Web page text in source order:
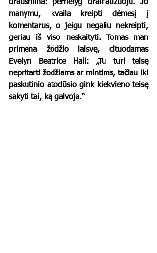
drausmina: pernelyg dramatizuoju. Jo
manymu, kvaila kreipti dėmesį į
komentarus, o jeigu negaliu nekreipti,
geriau iš viso neskaityti. Tomas man
primena žodžio laisvę, cituodamas
Evelyn Beatrice Hall: „Tu turi teisę
nepritarti žodžiams ar mintims, tačiau iki
paskutinio atodūsio gink kiekvieno teisę
sakyti tai, ką galvoja.“